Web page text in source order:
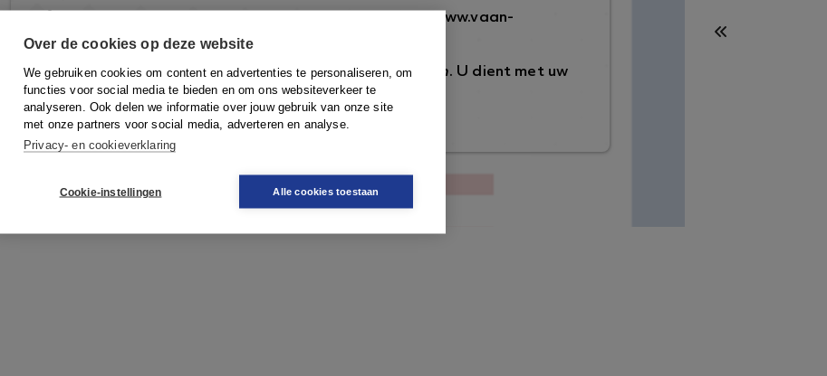
Over de cookies op deze website
We gebruiken cookies om content en advertenties te personaliseren, om
functies voor social media te bieden en om ons websiteverkeer te
analyseren. Ook delen we informatie over jouw gebruik van onze site
met onze partners voor social media, adverteren en analyse.
Privacy- en cookieverklaring
Cookie-instellingen Alle cookies toestaan
https://www.vaan-
arbeidsrecht.nl/.
Om in te loggen klikt u rechtsboven op de knopInloggen. U dient met uw
VAAN-account in te loggen om toegang te krijgen.